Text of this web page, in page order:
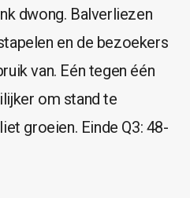
dwong. Balverliezen
en de bezoekers
van. Eén tegen één
om stand te
groeien. Einde Q3: 48-